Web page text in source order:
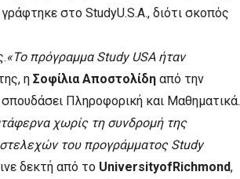
στο StudyU.S.A., διότι σκοπός
«Το πρόγραμμα Study USA ήταν
η Σοφίλια Αποστολίδη από την
Πληροφορική και Μαθηματικά.
χωρίς τη συνδρομή της
του προγράμματος Study
δεκτή από το UniversityofRichmond,